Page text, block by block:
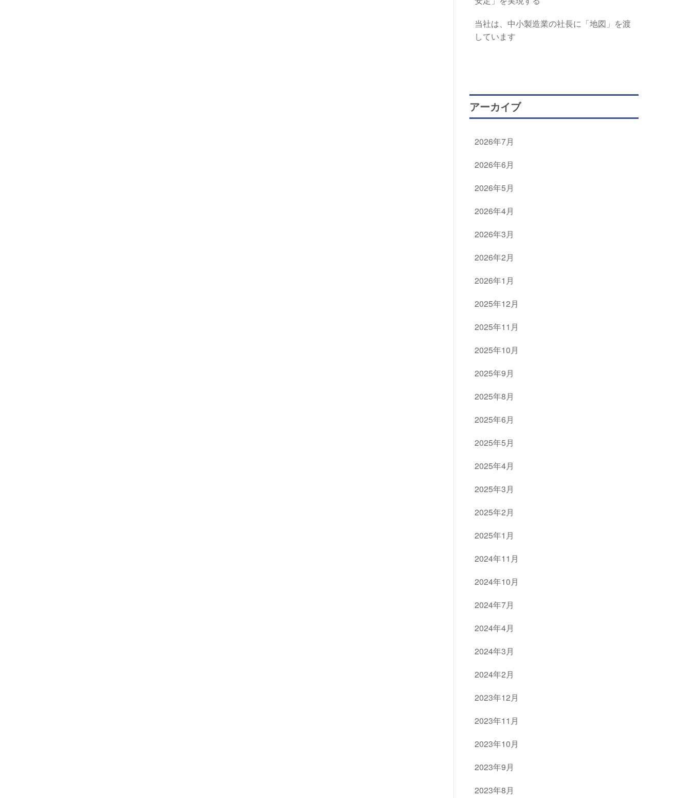
当社は、中小製造業の社長に「地図」を渡
しています
アーカイブ
2026年7月
2026年6月
2026年5月
2026年4月
2026年3月
2026年2月
2026年1月
2025年12月
2025年11月
2025年10月
2025年9月
2025年8月
2025年6月
2025年5月
2025年4月
2025年3月
2025年2月
2025年1月
2024年11月
2024年10月
2024年7月
2024年4月
2024年3月
2024年2月
2023年12月
2023年11月
2023年10月
2023年9月
2023年8月